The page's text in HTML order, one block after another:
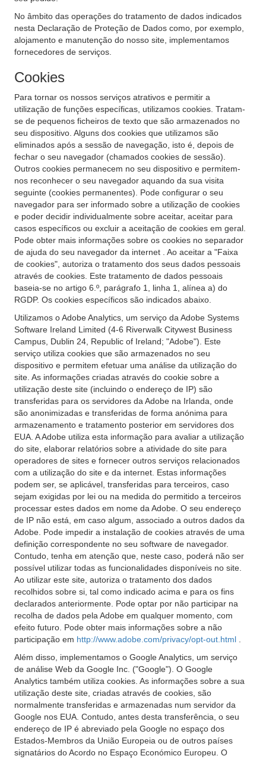
No âmbito das operações do tratamento de dados indicados
nesta Declaração de Proteção de Dados como, por exemplo,
alojamento e manutenção do nosso site, implementamos
fornecedores de serviços.
Cookies
Para tornar os nossos serviços atrativos e permitir a
utilização de funções específicas, utilizamos cookies. Tratam-
se de pequenos ficheiros de texto que são armazenados no
seu dispositivo. Alguns dos cookies que utilizamos são
eliminados após a sessão de navegação, isto é, depois de
fechar o seu navegador (chamados cookies de sessão).
Outros cookies permanecem no seu dispositivo e permitem-
nos reconhecer o seu navegador aquando da sua visita
seguinte (cookies permanentes). Pode configurar o seu
navegador para ser informado sobre a utilização de cookies
e poder decidir individualmente sobre aceitar, aceitar para
casos específicos ou excluir a aceitação de cookies em geral.
Pode obter mais informações sobre os cookies no separador
de ajuda do seu navegador da internet . Ao aceitar a "Faixa
de cookies", autoriza o tratamento dos seus dados pessoais
através de cookies. Este tratamento de dados pessoais
baseia-se no artigo 6.º, parágrafo 1, linha 1, alínea a) do
RGDP. Os cookies específicos são indicados abaixo.
Utilizamos o Adobe Analytics, um serviço da Adobe Systems
Software Ireland Limited (4-6 Riverwalk Citywest Business
Campus, Dublin 24, Republic of Ireland; "Adobe"). Este
serviço utiliza cookies que são armazenados no seu
dispositivo e permitem efetuar uma análise da utilização do
site. As informações criadas através do cookie sobre a
utilização deste site (incluindo o endereço de IP) são
transferidas para os servidores da Adobe na Irlanda, onde
são anonimizadas e transferidas de forma anónima para
armazenamento e tratamento posterior em servidores dos
EUA. A Adobe utiliza esta informação para avaliar a utilização
do site, elaborar relatórios sobre a atividade do site para
operadores de sites e fornecer outros serviços relacionados
com a utilização do site e da internet. Estas informações
podem ser, se aplicável, transferidas para terceiros, caso
sejam exigidas por lei ou na medida do permitido a terceiros
processar estes dados em nome da Adobe. O seu endereço
de IP não está, em caso algum, associado a outros dados da
Adobe. Pode impedir a instalação de cookies através de uma
definição correspondente no seu software de navegador.
Contudo, tenha em atenção que, neste caso, poderá não ser
possível utilizar todas as funcionalidades disponíveis no site.
Ao utilizar este site, autoriza o tratamento dos dados
recolhidos sobre si, tal como indicado acima e para os fins
declarados anteriormente. Pode optar por não participar na
recolha de dados pela Adobe em qualquer momento, com
efeito futuro. Pode obter mais informações sobre a não
participação em http://www.adobe.com/privacy/opt-out.html
Além disso, implementamos o Google Analytics, um serviço
de análise Web da Google Inc. ("Google"). O Google
Analytics também utiliza cookies. As informações sobre a sua
utilização deste site, criadas através de cookies, são
normalmente transferidas e armazenadas num servidor da
Google nos EUA. Contudo, antes desta transferência, o seu
endereço de IP é abreviado pela Google no espaço dos
Estados-Membros da União Europeia ou de outros países
signatários do Acordo no Espaço Económico Europeu. O